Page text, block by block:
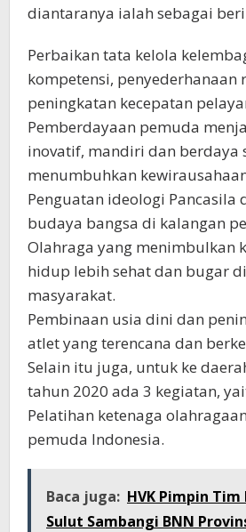
diantaranya ialah sebagai
Perbaikan tata kelola
kompetensi, penyederhanaan
peningkatan kecepatan
Pemberdayaan pemuda
inovatif, mandiri dan berdaya
menumbuhkan
Penguatan ideologi Pancasila
budaya bangsa di kalangan
Olahraga yang menimbulkan
hidup lebih sehat dan bugar
masyarakat.
Pembinaan usia dini dan
atlet yang terencana dan
Selain itu juga, untuk ke
tahun 2020 ada 3 kegiatan,
Pelatihan ketenaga
pemuda Indonesia.
Baca juga: HVK Pimpin Tim
Sulut Sambangi BNN